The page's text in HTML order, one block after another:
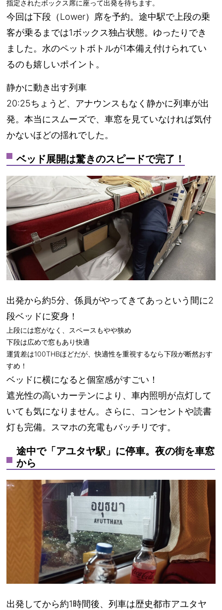
指定されたボックス席に座って出発を待ちます。
今回は下段（Lower）席を予約。途中駅で上段の乗
客が乗るまでは1ボックス独占状態。ゆったりでき
ました。水のペットボトルが1本備え付けられてい
るのも嬉しいポイント。
静かに動き出す列車
20:25ちょうど、 アナウンスもなく静かに列車が出
発。本当にスムーズで、車窓を見ていなければ気付
かないほどの揺れでした。
ベッド展開は驚きのスピードで完了！
出発から約5分、係員がやってきてあっという間に2
段ベッドに変身 ！
上段には窓がなく、スペースもやや狭め
下段は広めで窓もあり快適
運賃差は100THBほどだが、快適性を重視するなら下段が断然おす
すめ！
ベッドに横になると個室感がすごい！
遮光性の高いカーテンにより、車内照明が点灯して
いても気になりません。さらに、 コンセントや読書
灯も完備。スマホの充電もバッチリです。
途中で「アユタヤ駅」に停車。夜の街を車窓
から
出発してから約1時間後、列車は歴史都市アユタヤ